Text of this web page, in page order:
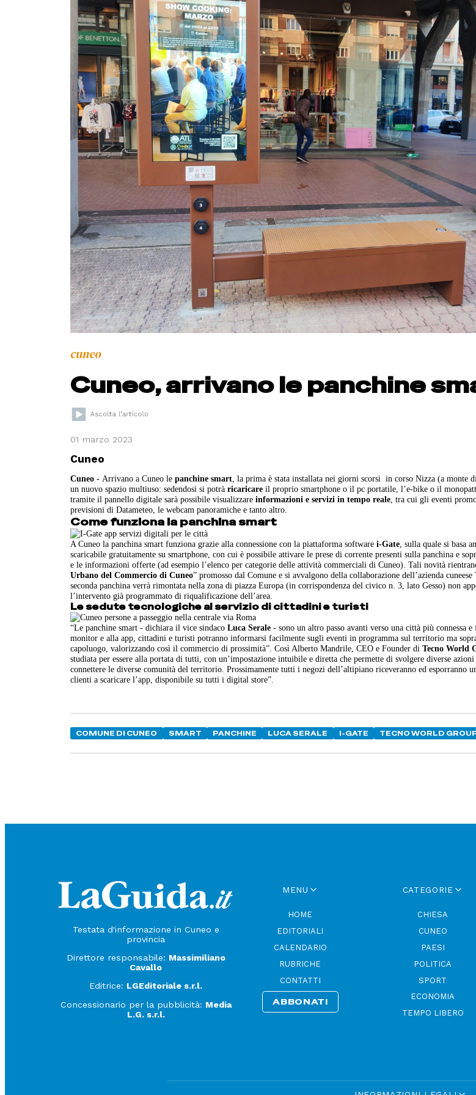
cuneo
Cuneo, arrivano le panchine
01 marzo 2023
Cuneo
Cuneo - Arrivano a Cuneo lepanchine smart , la prima è stata installata nei giorni scorsi in corso Nizza (a monte
un nuovo spazio multiuso: sedendosi si potràricaricare il proprio smartphone o il pc portatile, l’e-bike o il
tramite il pannello digitale sarà possibile visualizzare informazioni e servizi in tempo reale , tra cui gli eventi
previsioni di Datameteo, le webcam panoramiche e tanto altro.
Come funziona la panchina smart
A Cuneo la panchina smart funziona grazie alla connessione con la piattaforma softwarei-Gate , sulla quale si basa
scaricabile gratuitamente su smartphone, con cui è possibile attivare le prese di corrente presenti sulla panchina e
e le informazioni offerte (ad esempio l’elenco per categorie delle attività commerciali di Cuneo). Tali novità
Urbano del Commercio di Cuneo” promosso dal Comune e si avvalgono della collaborazione dell’azienda
seconda panchina verrà rimontata nella zona di piazza Europa (in corrispondenza del civico n. 3, lato Gesso) non
l’intervento già programmato di riqualificazione dell’area.
Le sedute tecnologiche al servizio di cittadini e turisti
“Le panchine smart - dichiara il vice sindacoLuca Serale - sono un altro passo avanti verso una città più connessa
monitor e alla app, cittadini e turisti potranno informarsi facilmente sugli eventi in programma sul territorio ma
capoluogo, valorizzando così il commercio di prossimità”. Così Alberto Mandrile, CEO e Founder diTecno World
studiata per essere alla portata di tutti, con un’impostazione intuibile e diretta che permette di svolgere diverse
connettere le diverse comunità del territorio. Prossimamente tutti i negozi dell’altipiano riceveranno ed esporranno
clienti a scaricare l’app, disponibile su tutti i digital store”.
COMUNE DI CUNEO SMART PANCHINE LUCA SERALE I-GATE TECNO WORLD
Testata d'informazione in Cuneo e
provincia
Direttore responsabile: Massimiliano
Cavallo
Editrice: LGEditoriale s.r.l.
Concessionario per la pubblicità: Media
L.G. s.r.l.
MENU
HOME
EDITORIALI
CALENDARIO
RUBRICHE
CONTATTI
ABBONATI
CATEGORIE
CHIESA
CUNEO
PAESI
POLITICA
SPORT
ECONOMIA
TEMPO LIBERO